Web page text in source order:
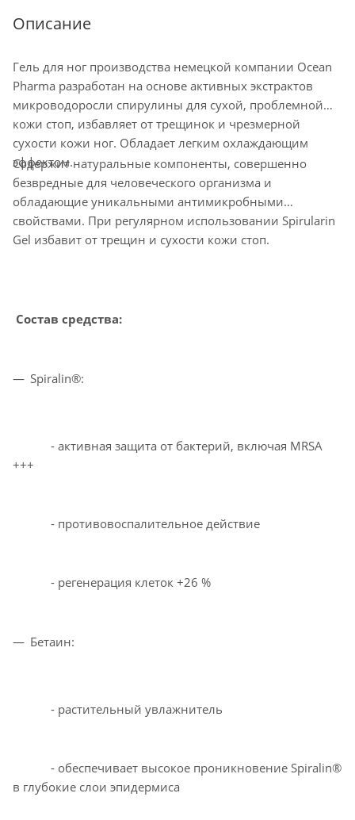
Описание
Гель для ног производства немецкой компании Ocean
Pharma разработан на основе активных экстрактов
микроводоросли спирулины для сухой, проблемной
кожи стоп, избавляет от трещинок и чрезмерной
сухости кожи ног. Обладает легким охлаждающим
эффектом.
Содержит натуральные компоненты, совершенно
безвредные для человеческого организма и
обладающие уникальными антимикробными
свойствами. При регулярном использовании Spirularin
Gel избавит от трещин и сухости кожи стоп.
Состав средства:
Spiralin®:
- активная защита от бактерий, включая MRSA
+++
- противовоспалительное действие
- регенерация клеток +26 %
Бетаин:
- растительный увлажнитель
- обеспечивает высокое проникновение Spiralin®
в глубокие слои эпидермиса